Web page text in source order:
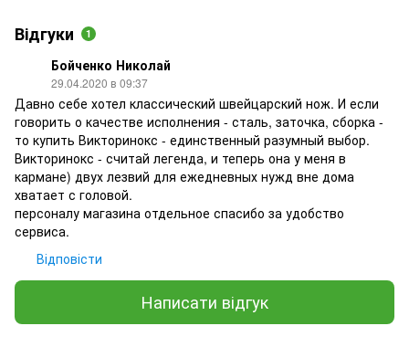
Відгуки 1
Бойченко Николай
29.04.2020 в 09:37
Давно себе хотел классический швейцарский нож. И если
говорить о качестве исполнения - сталь, заточка, сборка -
то купить Викторинокс - единственный разумный выбор.
Викторинокс - считай легенда, и теперь она у меня в
кармане) двух лезвий для ежедневных нужд вне дома
хватает с головой.
персоналу магазина отдельное спасибо за удобство
сервиса.
Відповісти
Написати відгук